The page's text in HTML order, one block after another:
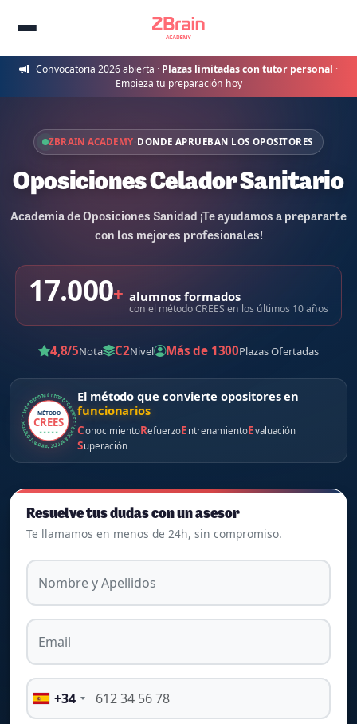
Convocatoria 2026 abierta · Plazas limitadas con tutor personal ·
Empieza tu preparación hoy
ZBRAIN ACADEMY· DONDE APRUEBAN LOS OPOSITORES
Oposiciones Celador Sanitario
Academia de Oposiciones Sanidad ¡Te ayudamos a prepararte
con los mejores profesionales!
17.000+ alumnos formados
con el método CREES en los últimos 10 años
4,8/5Nota C2Nivel Más de 1300Plazas Ofertadas
MÉTODO CREES · GARANTÍA PEDAGÓGICA · MÉTODO CREES ·
MÉTODO
CREES
★ ★ ★ ★ ★
El método que convierte opositores en
funcionarios
ConocimientoRefuerzoE ntrenamientoEvaluación
Superación
Resuelve tus dudas con un asesor
Te llamamos en menos de 24h, sin compromiso.
Nombre y Apellidos
Email
+34